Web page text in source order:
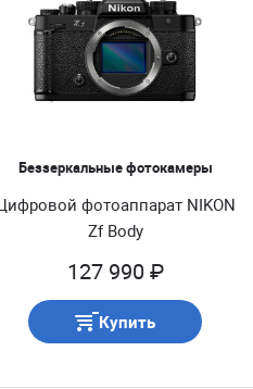
Беззеркальные фотокамеры
фотоаппарат NIKON
Zf Body
127 990 ₽
Купить